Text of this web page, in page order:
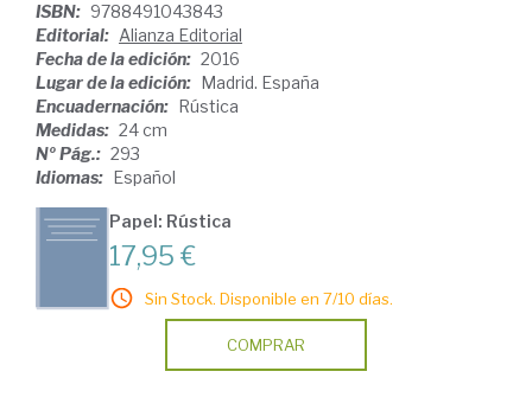
ISBN: 9788491043843
Editorial: Alianza Editorial
Fecha de la edición: 2016
Lugar de la edición: Madrid. España
Encuadernación: Rústica
Medidas: 24 cm
Nº Pág.: 293
Idiomas: Español
Papel: Rústica
17,95 €
Sin Stock. Disponible en 7/10 días.
COMPRAR